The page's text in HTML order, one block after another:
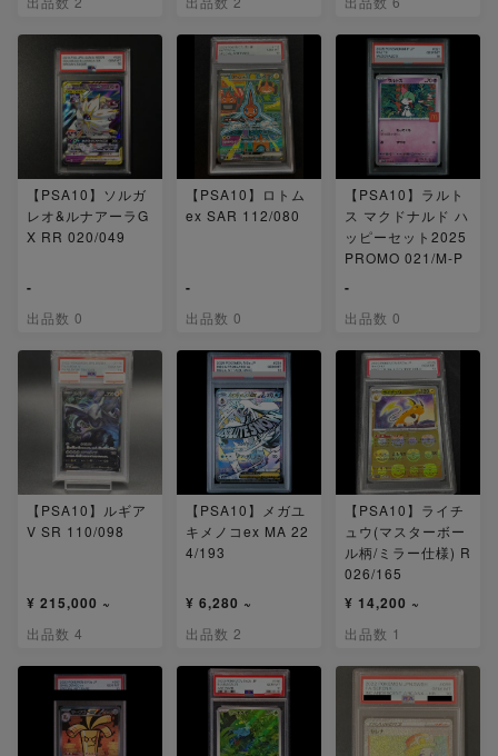
【PSA10】ソルガ
レオ&ルナアーラG
X RR 020/049
-
出品数 0
【PSA10】ロトム
ex SAR 112/080
-
出品数 0
【PSA10】ラルト
ス マクドナルド ハ
ッピーセット2025
PROMO 021/M-P
-
出品数 0
【PSA10】ルギア
V SR 110/098
¥ 215,000 ~
出品数 4
【PSA10】メガユ
キメノコex MA 22
4/193
¥ 6,280 ~
出品数 2
【PSA10】ライチ
ュウ(マスターボー
ル柄/ミラー仕様) R
026/165
¥ 14,200 ~
出品数 1